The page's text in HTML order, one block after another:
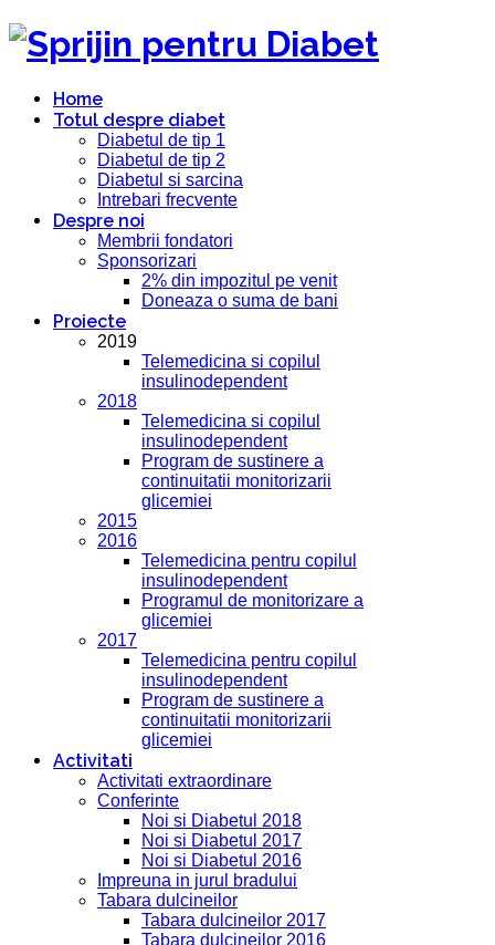
Home
Totul despre diabet
Diabetul de tip 1
Diabetul de tip 2
Diabetul si sarcina
Intrebari frecvente
Despre noi
Membrii fondatori
Sponsorizari
2% din impozitul pe venit
Doneaza o suma de bani
Proiecte
2019
Telemedicina si copilul
insulinodependent
2018
Telemedicina si copilul
insulinodependent
Program de sustinere a
continuitatii monitorizarii
glicemiei
2015
2016
Telemedicina pentru copilul
insulinodependent
Programul de monitorizare a
glicemiei
2017
Telemedicina pentru copilul
insulinodependent
Program de sustinere a
continuitatii monitorizarii
glicemiei
Activitati
Activitati extraordinare
Conferinte
Noi si Diabetul 2018
Noi si Diabetul 2017
Noi si Diabetul 2016
Impreuna in jurul bradului
Tabara dulcineilor
Tabara dulcineilor 2017
Tabara dulcineilor 2016